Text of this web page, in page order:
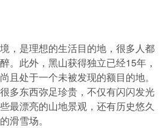
，是理想的生活目的地，很多人都
。此外，黑山获得独立已经15年，
且处于一个未被发现的额目的地。
多东西弥足珍贵，不仅有闪闪发光
最漂亮的山地景观，还有历史悠久
滑雪场。